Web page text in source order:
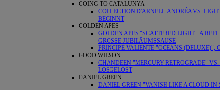
GOING TO CATALUNYA
COLLECTION D'ARNELL-ANDRÉA VS.
BEGINNT
GOLDEN APES
GOLDEN APES "SCATTERED LIGHT - A
GROSSE JUBILÄUMSSAUSE
PRINCIPE VALIENTE "OCEANS
GOOD WILSON
CHANDEEN "MERCURY RETROGRADE"
LOSGELÖST
DANIEL GREEN
DANIEL GREEN "VANISH LIKE A CLOUD